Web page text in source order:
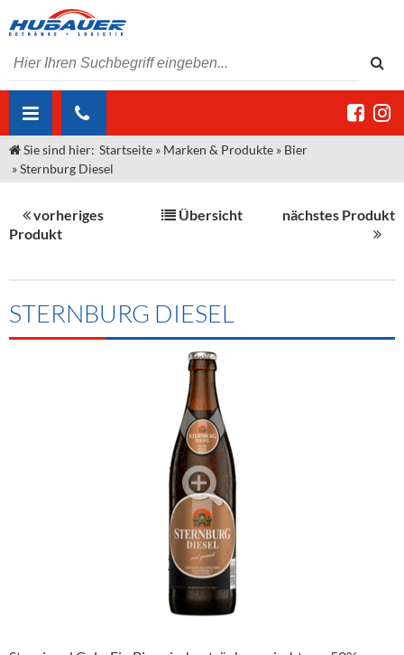
ÜBER UNS
Unser Liefergebiet
Kontakt
Angebote Gastronomie & Großhandel
Neuigkeiten
MARKEN & PRODUKTE
Sirup
Spirituosen
Kommisionskauf & Lieferbedingungen
Fremddienstleistungen
Sie sind hier: Startseite » Marken & Produkte » Bier
»Sternburg Diesel
vorheriges
Produkt
Übersicht nächstes Produkt
STERNBURG DIESEL